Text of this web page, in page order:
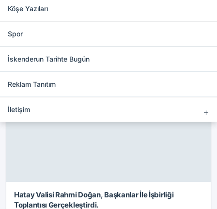
Köşe Yazıları
Spor
İskenderun Tarihte Bugün
Reklam Tanıtım
İletişim
Slider üstü
etkinleştirip bu alana reklam
ekleyebilirsiniz.
HATAY
Hatay Valisi Rahmi Doğan, Başkanlar İle İşbirliği
Toplantısı Gerçekleştirdi.